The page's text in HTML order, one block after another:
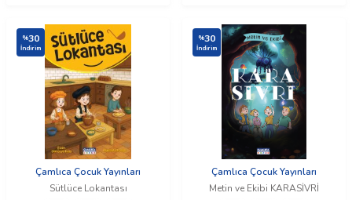
%30
İndirim
Çamlıca Çocuk Yayınları
Sütlüce Lokantası
%30
İndirim
Çamlıca Çocuk Yayınları
Metin ve Ekibi KARASİVRİ